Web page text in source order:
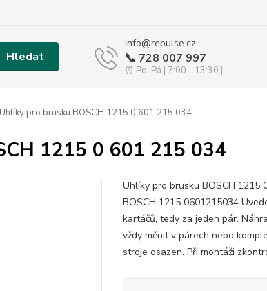
Hledat
info@repulse.cz
📞 728 007 997
⏰ Po-Pá | 7:00 - 13:30 |
Uhlíky pro brusku BOSCH 1215 0 601 215 034
1215 0 601 215 034
Uhlíky pro brusku BOSCH 1215
BOSCH 1215 0601215034
kartáčů, tedy za jeden pár.
vždy měnit v párech nebo
stroje osazen. Při montáži